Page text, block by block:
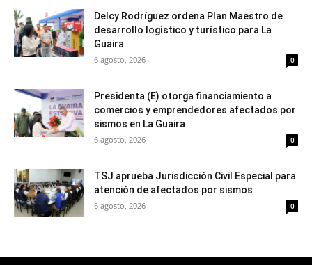
Delcy Rodríguez ordena Plan Maestro de
desarrollo logístico y turístico para La
Guaira
6 agosto, 2026 0
Presidenta (E) otorga financiamiento a
comercios y emprendedores afectados por
sismos en La Guaira
6 agosto, 2026 0
TSJ aprueba Jurisdicción Civil Especial para
atención de afectados por sismos
6 agosto, 2026 0